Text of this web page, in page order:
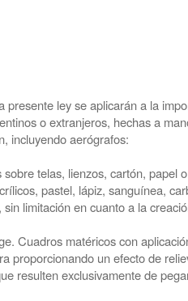
presente ley se aplicarán a la
o extranjeros, hechas a
incluyendo aerógrafos:
telas, lienzos, cartón, papel
pastel, lápiz, sanguínea,
limitación en cuanto a la
Cuadros matéricos con
proporcionando un efecto de
resulten exclusivamente de